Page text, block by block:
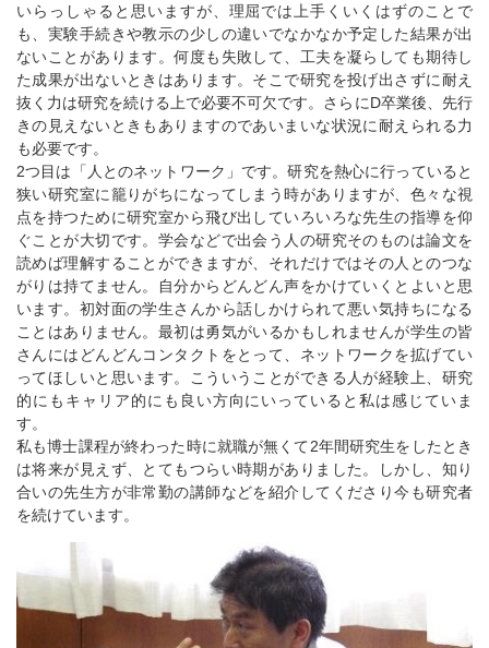
いらっしゃると思いますが、理屈では上手くいくはずのことで
も、実験手続きや教示の少しの違いでなかなか予定した結果が出
ないことがあります。何度も失敗して、工夫を凝らしても期待し
た成果が出ないときはあります。そこで研究を投げ出さずに耐え
抜く力は研究を続ける上で必要不可欠です。さらにD卒業後、先行
きの見えないときもありますのであいまいな状況に耐えられる力
も必要です。
2つ目は「人とのネットワーク」です。研究を熱心に行っていると
狭い研究室に籠りがちになってしまう時がありますが、色々な視
点を持つために研究室から飛び出していろいろな先生の指導を仰
ぐことが大切です。学会などで出会う人の研究そのものは論文を
読めば理解することができますが、それだけではその人とのつな
がりは持てません。自分からどんどん声をかけていくとよいと思
います。初対面の学生さんから話しかけられて悪い気持ちになる
ことはありません。最初は勇気がいるかもしれませんが学生の皆
さんにはどんどんコンタクトをとって、ネットワークを拡げてい
ってほしいと思います。こういうことができる人が経験上、研究
的にもキャリア的にも良い方向にいっていると私は感じていま
す。
私も博士課程が終わった時に就職が無くて2年間研究生をしたとき
は将来が見えず、とてもつらい時期がありました。しかし、知り
合いの先生方が非常勤の講師などを紹介してくださり今も研究者
を続けています。